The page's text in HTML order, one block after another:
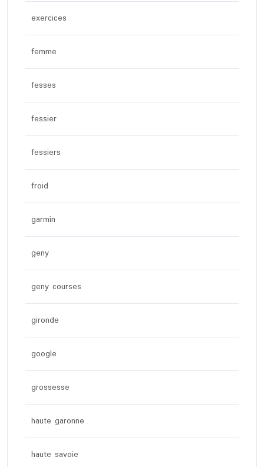
exercices
femme
fesses
fessier
fessiers
froid
garmin
geny
geny courses
gironde
google
grossesse
haute garonne
haute savoie